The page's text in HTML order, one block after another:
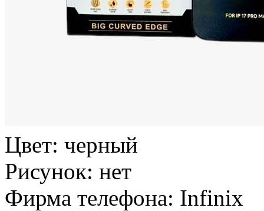
Цвет: черный
Рисунок: нет
Фирма телефона: Infinix